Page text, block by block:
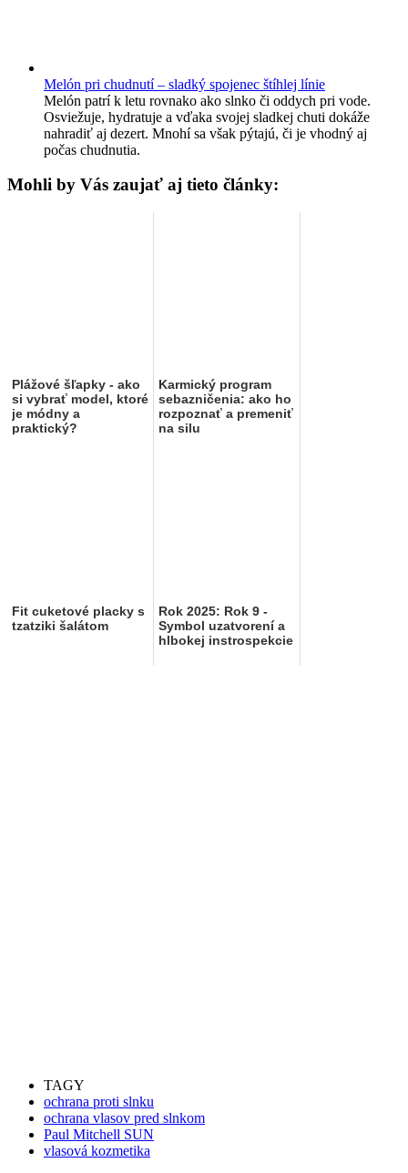
Melón pri chudnutí – sladký spojenec štíhlej línie
Melón patrí k letu rovnako ako slnko či oddych pri vode.
Osviežuje, hydratuje a vďaka svojej sladkej chuti dokáže
nahradiť aj dezert. Mnohí sa však pýtajú, či je vhodný aj
počas chudnutia.
Mohli by Vás zaujať aj tieto články:
Plážové šľapky - ako
si vybrať model, ktoré
je módny a
praktický?
Karmický program
sebazničenia: ako ho
rozpoznať a premeniť
na silu
Fit cuketové placky s
tzatziki šalátom
Rok 2025: Rok 9 -
Symbol uzatvorení a
hlbokej instrospekcie
TAGY
ochrana proti slnku
ochrana vlasov pred slnkom
Paul Mitchell SUN
vlasová kozmetika